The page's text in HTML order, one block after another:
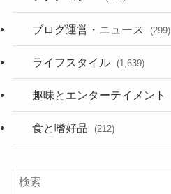
(36)
(187)
ブログ運営・ニュース (299)
(118)
(181)
ライフスタイル (1,639)
(394)
(282)
趣味とエンターテイメント
(56)
食と嗜好品 (212)